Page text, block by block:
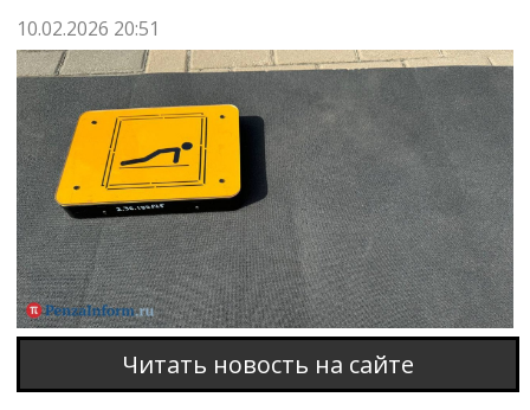
10.02.2026 20:51
Читать новость на сайте